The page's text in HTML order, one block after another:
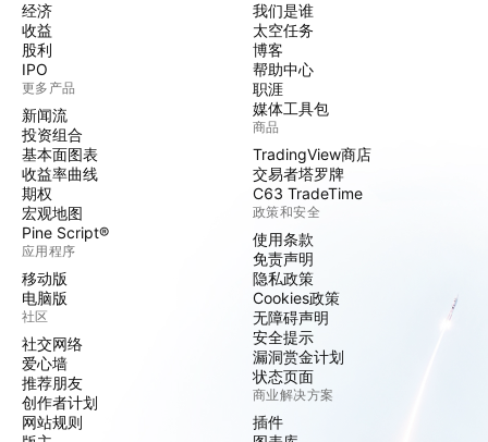
经济
收益
股利
IPO
更多产品
新闻流
投资组合
基本面图表
收益率曲线
期权
宏观地图
Pine Script®
应用程序
移动版
电脑版
社区
社交网络
爱心墙
推荐朋友
创作者计划
网站规则
我们是谁
太空任务
博客
帮助中心
职涯
媒体工具包
商品
TradingView商店
交易者塔罗牌
C63 TradeTime
政策和安全
使用条款
免责声明
隐私政策
Cookies政策
无障碍声明
安全提示
漏洞赏金计划
状态页面
商业解决方案
插件